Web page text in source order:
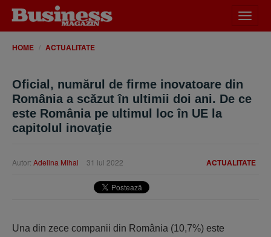
meniu
HOME ACTUALITATE
Oficial, numărul de firme inovatoare din
România a scăzut în ultimii doi ani. De ce
este România pe ultimul loc în UE la
capitolul inovaţie
ACTUALITATE
Autor: Adelina Mihai 31 iul 2022
Una din zece companii din România (10,7%) este